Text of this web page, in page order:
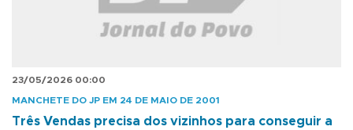
23/05/2026 00:00
MANCHETE DO JP EM 24 DE MAIO DE 2001
Três Vendas precisa dos vizinhos para conseguir a